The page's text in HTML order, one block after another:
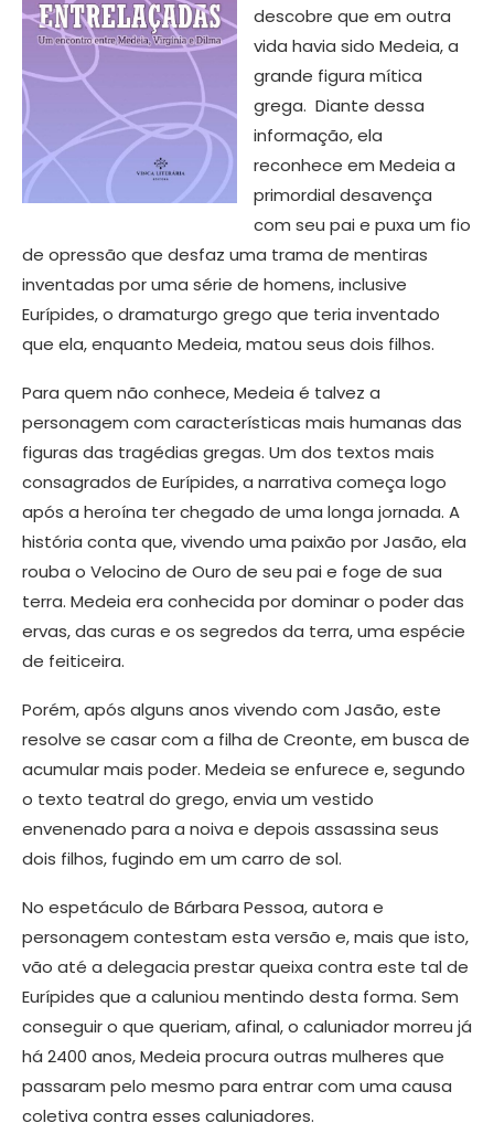
descobre que em outra
vida havia sido Medeia, a
grande figura mítica
grega. Diante dessa
informação, ela
reconhece em Medeia a
primordial desavença
com seu pai e puxa um fio
de opressão que desfaz uma trama de mentiras
inventadas por uma série de homens, inclusive
Eurípides, o dramaturgo grego que teria inventado
que ela, enquanto Medeia, matou seus dois filhos.
Para quem não conhece, Medeia é talvez a
personagem com características mais humanas das
figuras das tragédias gregas. Um dos textos mais
consagrados de Eurípides, a narrativa começa logo
após a heroína ter chegado de uma longa jornada. A
história conta que, vivendo uma paixão por Jasão, ela
rouba o Velocino de Ouro de seu pai e foge de sua
terra. Medeia era conhecida por dominar o poder das
ervas, das curas e os segredos da terra, uma espécie
de feiticeira.
Porém, após alguns anos vivendo com Jasão, este
resolve se casar com a filha de Creonte, em busca de
acumular mais poder. Medeia se enfurece e, segundo
o texto teatral do grego, envia um vestido
envenenado para a noiva e depois assassina seus
dois filhos, fugindo em um carro de sol.
No espetáculo de Bárbara Pessoa, autora e
personagem contestam esta versão e, mais que isto,
vão até a delegacia prestar queixa contra este tal de
Eurípides que a caluniou mentindo desta forma. Sem
conseguir o que queriam, afinal, o caluniador morreu já
há 2400 anos, Medeia procura outras mulheres que
passaram pelo mesmo para entrar com uma causa
coletiva contra esses caluniadores.